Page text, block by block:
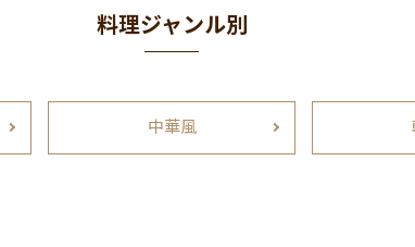
料理ジャンル別
中華風